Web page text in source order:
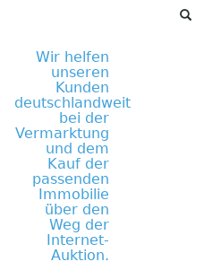
Wir helfen
unseren
Kunden
deutschlandweit
bei der
Vermarktung
und dem
Kauf der
passenden
Immobilie
über den
Weg der
Internet-
Auktion.